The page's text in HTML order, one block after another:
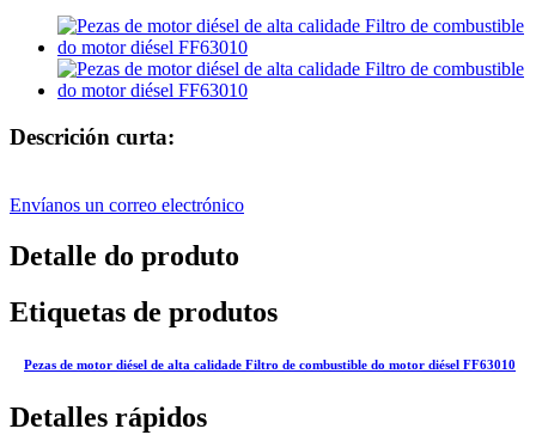
Descrición curta:
Envíanos un correo electrónico
Detalle do produto
Etiquetas de produtos
Pezas de motor diésel de alta calidade Filtro de combustible do motor diésel FF63010
Detalles rápidos